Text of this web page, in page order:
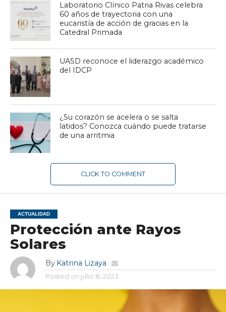
Laboratorio Clínico Patria Rivas celebra
60 años de trayectoria con una
eucaristía de acción de gracias en la
Catedral Primada
UASD reconoce el liderazgo académico
del IDCP
¿Su corazón se acelera o se salta
latidos? Conozca cuándo puede tratarse
de una arritmia
CLICK TO COMMENT
ACTUALIDAD
Protección ante Rayos
Solares
By Katrina Lizaya
Posted on julio 8, 2023